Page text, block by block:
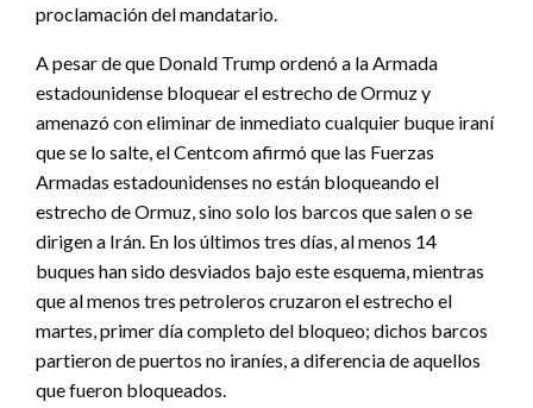
proclamación del mandatario.
A pesar de que Donald Trump ordenó a la Armada
estadounidense bloquear el estrecho de Ormuz y
amenazó con eliminar de inmediato cualquier buque iraní
que se lo salte, el Centcom afirmó que las Fuerzas
Armadas estadounidenses no están bloqueando el
estrecho de Ormuz, sino solo los barcos que salen o se
dirigen a Irán. En los últimos tres días, al menos 14
buques han sido desviados bajo este esquema, mientras
que al menos tres petroleros cruzaron el estrecho el
martes, primer día completo del bloqueo; dichos barcos
partieron de puertos no iraníes, a diferencia de aquellos
que fueron bloqueados.